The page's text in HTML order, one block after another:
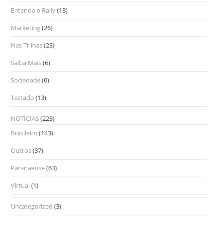
Entenda o Rally(13)
Marketing(26)
Nas Trilhas(23)
Saiba Mais(6)
Sociedade(6)
Testado (13)
NOTÍCIAS(223)
Brasileiro (143)
Outros(37)
Paranaense(63)
Virtual (1)
Uncategorized (3)